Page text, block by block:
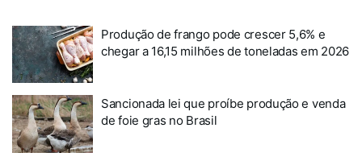
Produção de frango pode crescer 5,6% e
chegar a 16,15 milhões de toneladas em 2026
Sancionada lei que proíbe produção e venda
de foie gras no Brasil